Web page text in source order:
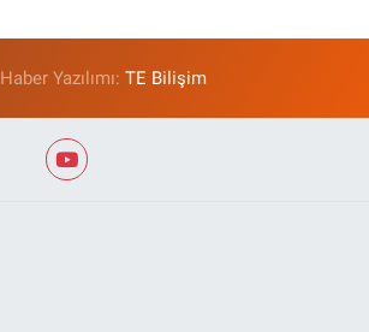
Haber Yazılımı:TE Bilişim